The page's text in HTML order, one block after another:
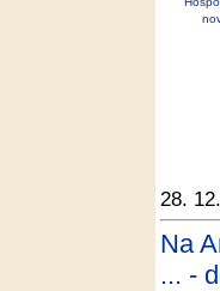
28.
Na
... -